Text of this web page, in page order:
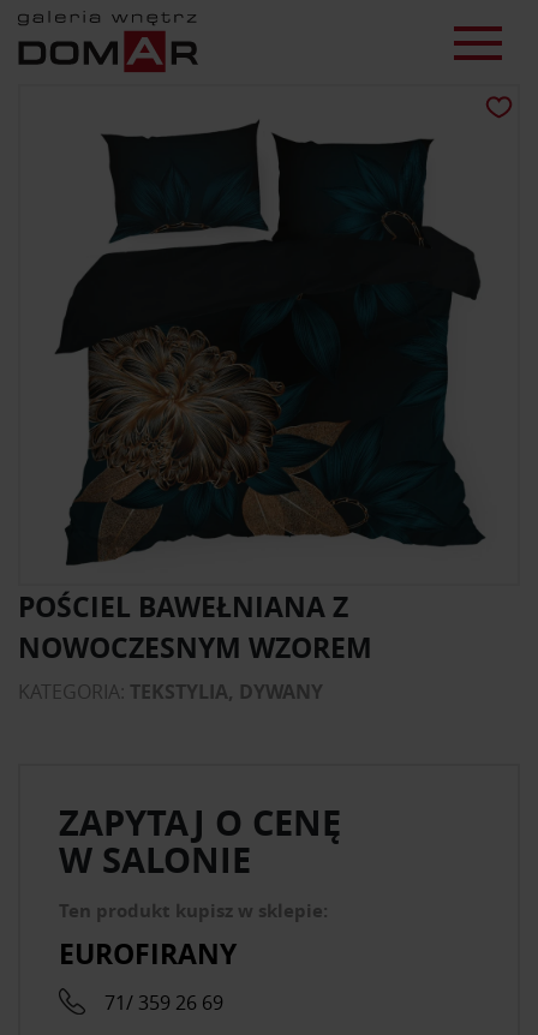
POŚCIEL BAWEŁNIANA Z
NOWOCZESNYM WZOREM
KATEGORIA: TEKSTYLIA, DYWANY
ZAPYTAJ O CENĘ
W SALONIE
Ten produkt kupisz w sklepie:
EUROFIRANY
71/ 359 26 69